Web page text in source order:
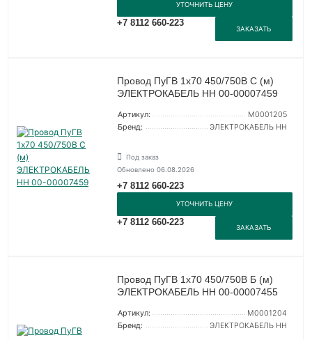
УТОЧНИТЬ ЦЕНУ
+7 8112 660-223
ЗАКАЗАТЬ
Провод ПуГВ 1х70 450/750В С (м)
ЭЛЕКТРОКАБЕЛЬ НН 00-00007459
Артикул:
M0001205
Бренд:
ЭЛЕКТРОКАБЕЛЬ НН
Под заказ
Обновлено 06.08.2026
+7 8112 660-223
УТОЧНИТЬ ЦЕНУ
+7 8112 660-223
ЗАКАЗАТЬ
Провод ПуГВ 1х70 450/750В Б (м)
ЭЛЕКТРОКАБЕЛЬ НН 00-00007455
Артикул:
M0001204
Бренд:
ЭЛЕКТРОКАБЕЛЬ НН